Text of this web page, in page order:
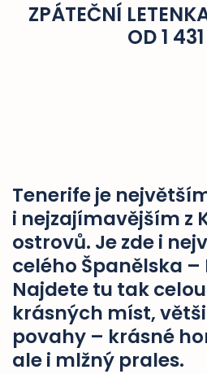
ZPÁTEČNÍ
OD 1
Tenerife je
i nejzajímavějším z
ostrovů. Je zde i
celého Španělska –
Najdete tu tak
krásných míst,
povahy – krásné
ale i mlžný prales.